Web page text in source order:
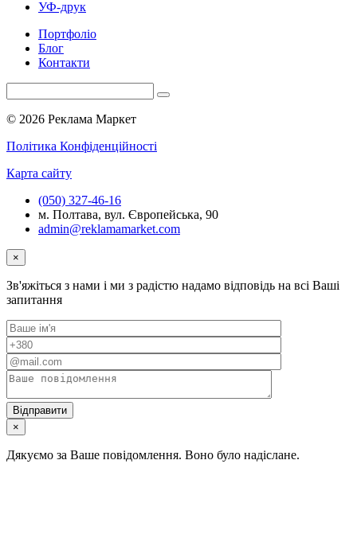
УФ-друк
Портфоліо
Блог
Контакти
© 2026 Реклама Маркет
Політика Конфіденційності
Карта сайту
(050) 327-46-16
м. Полтава, вул. Європейська, 90
admin@reklamamarket.com
×
Зв'яжіться з нами і ми з радістю надамо відповідь на всі Ваші
запитання
×
Дякуємо за Ваше повідомлення. Воно було надіслане.